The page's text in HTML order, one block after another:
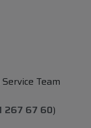
Team
267 67 60)